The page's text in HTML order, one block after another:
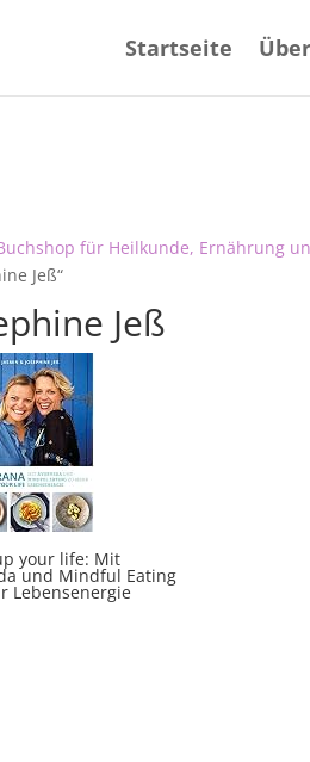
Startseite
für Heilkunde, Ernährung
Jeß“
Jeß
your life: Mit
und Mindful Eating
Lebensenergie